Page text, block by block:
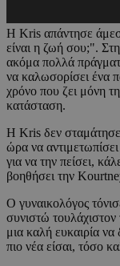
Η Kris απάντησε
είναι η ζωή σου;".
ακόμα πολλά
να καλωσορίσει ένα
χρόνο που ζει μόνη
κατάσταση.
Η Kris δεν σταμάτησε
ώρα να
για να την πείσει,
βοηθήσει την
Ο γυναικολόγος
συνιστώ
μια καλή ευκαιρία
πιο νέα είσαι, τόσο